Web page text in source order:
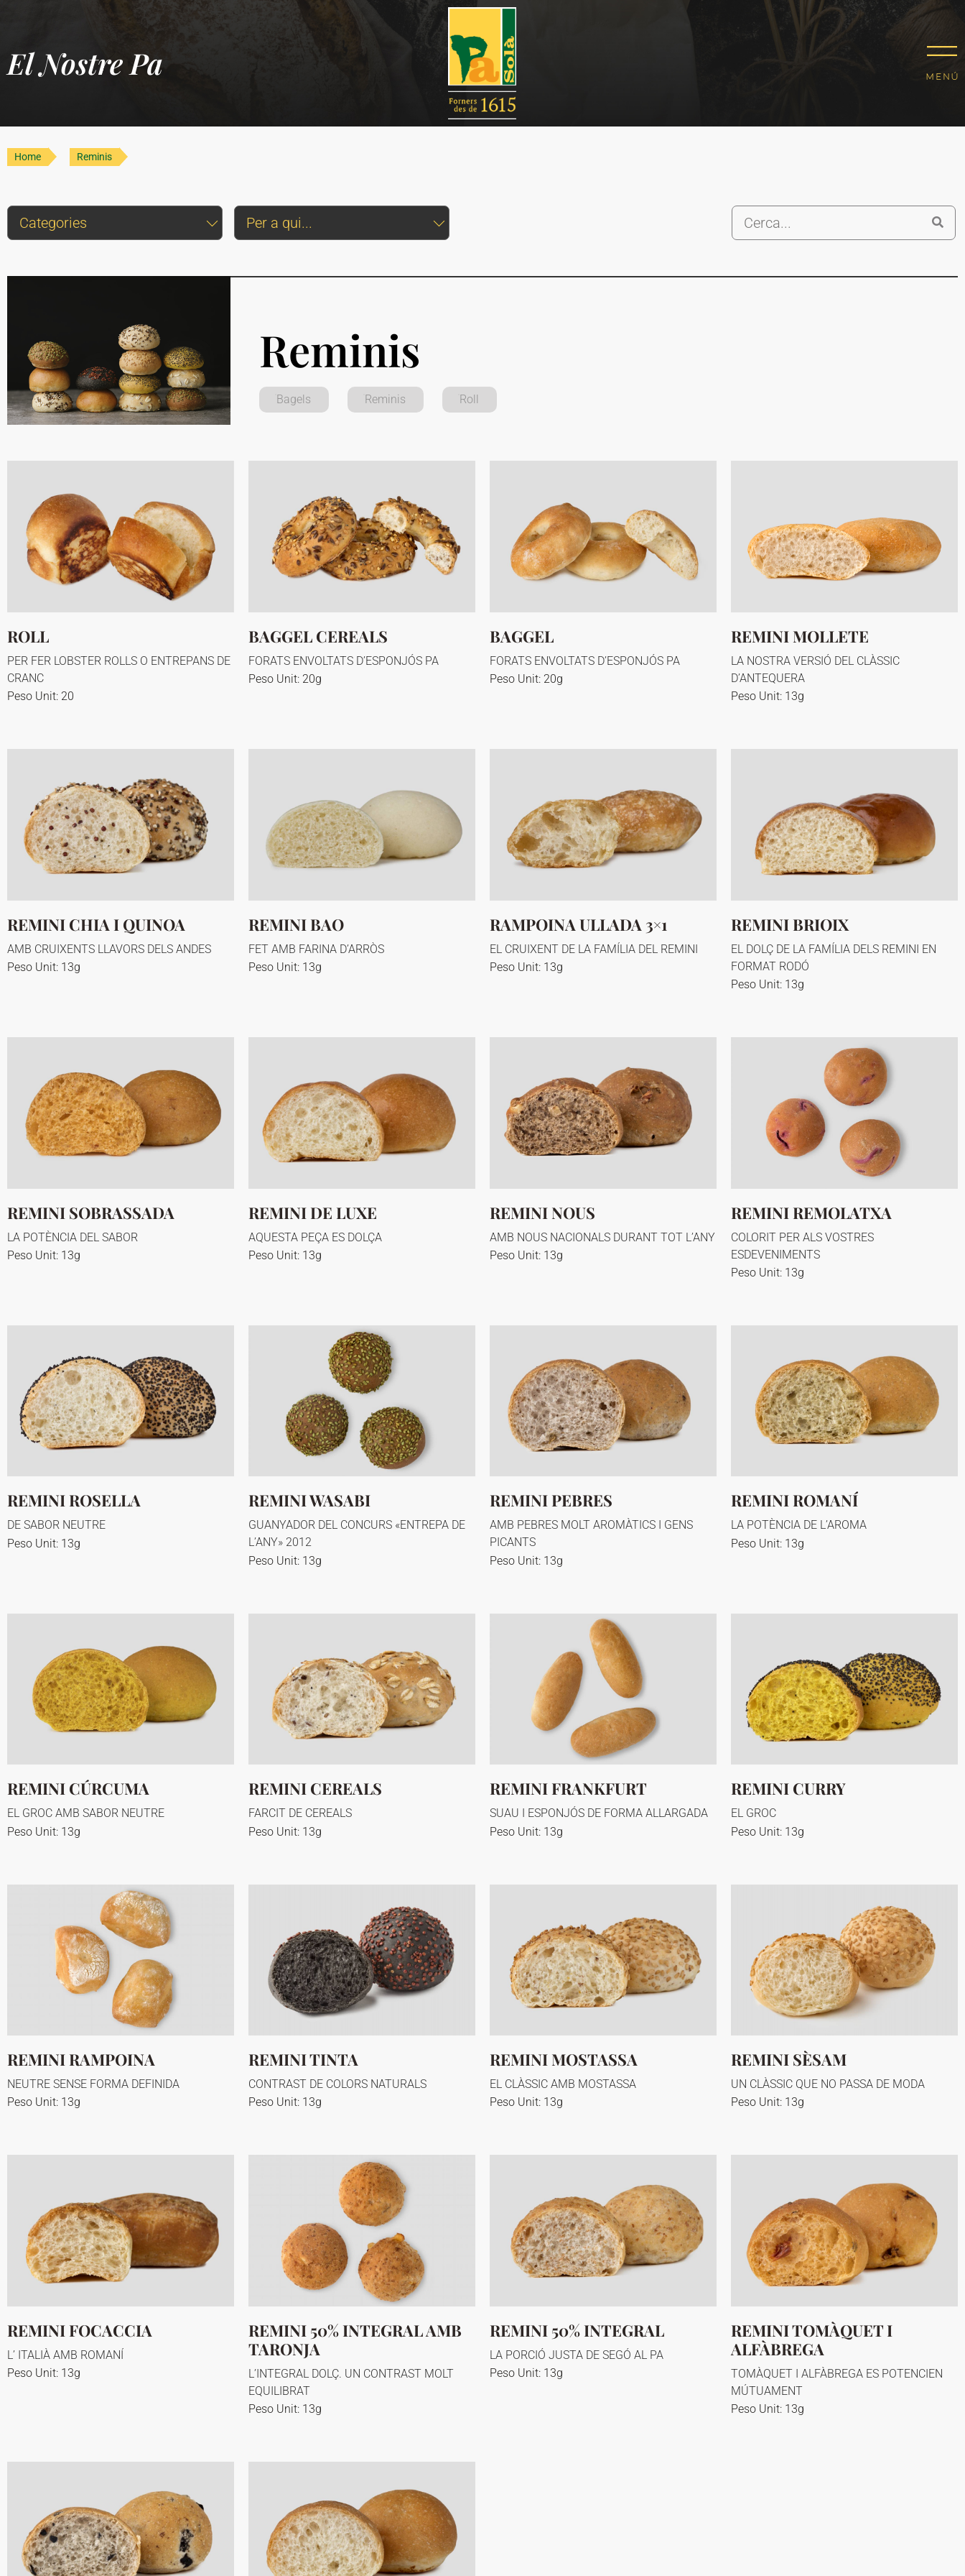
El Nostre Pa
Home Reminis
Reminis
Bagels Reminis Roll
ROLL
PER FER LOBSTER ROLLS O ENTREPANS DE
CRANC
Peso Unit: 20
BAGGEL CEREALS
FORATS ENVOLTATS D’ESPONJÓS PA
Peso Unit: 20g
BAGGEL
FORATS ENVOLTATS D’ESPONJÓS PA
Peso Unit: 20g
REMINI MOLLETE
LA NOSTRA VERSIÓ DEL CLÀSSIC
D’ANTEQUERA
Peso Unit: 13g
REMINI CHIA I QUINOA
AMB CRUIXENTS LLAVORS DELS ANDES
Peso Unit: 13g
REMINI BAO
FET AMB FARINA D’ARRÒS
Peso Unit: 13g
RAMPOINA ULLADA 3×1
EL CRUIXENT DE LA FAMÍLIA DEL REMINI
Peso Unit: 13g
REMINI BRIOIX
EL DOLÇ DE LA FAMÍLIA DELS REMINI EN
FORMAT RODÓ
Peso Unit: 13g
REMINI SOBRASSADA
LA POTÈNCIA DEL SABOR
Peso Unit: 13g
REMINI DE LUXE
AQUESTA PEÇA ES DOLÇA
Peso Unit: 13g
REMINI NOUS
AMB NOUS NACIONALS DURANT TOT L’ANY
Peso Unit: 13g
REMINI REMOLATXA
COLORIT PER ALS VOSTRES
ESDEVENIMENTS
Peso Unit: 13g
REMINI ROSELLA
DE SABOR NEUTRE
Peso Unit: 13g
REMINI WASABI
GUANYADOR DEL CONCURS «ENTREPA DE
L’ANY» 2012
Peso Unit: 13g
REMINI PEBRES
AMB PEBRES MOLT AROMÀTICS I GENS
PICANTS
Peso Unit: 13g
REMINI ROMANÍ
LA POTÈNCIA DE L’AROMA
Peso Unit: 13g
REMINI CÚRCUMA
EL GROC AMB SABOR NEUTRE
Peso Unit: 13g
REMINI CEREALS
FARCIT DE CEREALS
Peso Unit: 13g
REMINI FRANKFURT
SUAU I ESPONJÓS DE FORMA ALLARGADA
Peso Unit: 13g
REMINI CURRY
EL GROC
Peso Unit: 13g
REMINI RAMPOINA
NEUTRE SENSE FORMA DEFINIDA
Peso Unit: 13g
REMINI TINTA
CONTRAST DE COLORS NATURALS
Peso Unit: 13g
REMINI MOSTASSA
EL CLÀSSIC AMB MOSTASSA
Peso Unit: 13g
REMINI SÈSAM
UN CLÀSSIC QUE NO PASSA DE MODA
Peso Unit: 13g
REMINI FOCACCIA
L’ ITALIÀ AMB ROMANÍ
Peso Unit: 13g
REMINI 50% INTEGRAL AMB
TARONJA
L’INTEGRAL DOLÇ. UN CONTRAST MOLT
EQUILIBRAT
Peso Unit: 13g
REMINI 50% INTEGRAL
LA PORCIÓ JUSTA DE SEGÓ AL PA
Peso Unit: 13g
REMINI TOMÀQUET I
ALFÀBREGA
TOMÀQUET I ALFÀBREGA ES POTENCIEN
MÚTUAMENT
Peso Unit: 13g